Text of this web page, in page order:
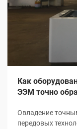
Как
ЭЭМ точно
Овладение
передовых